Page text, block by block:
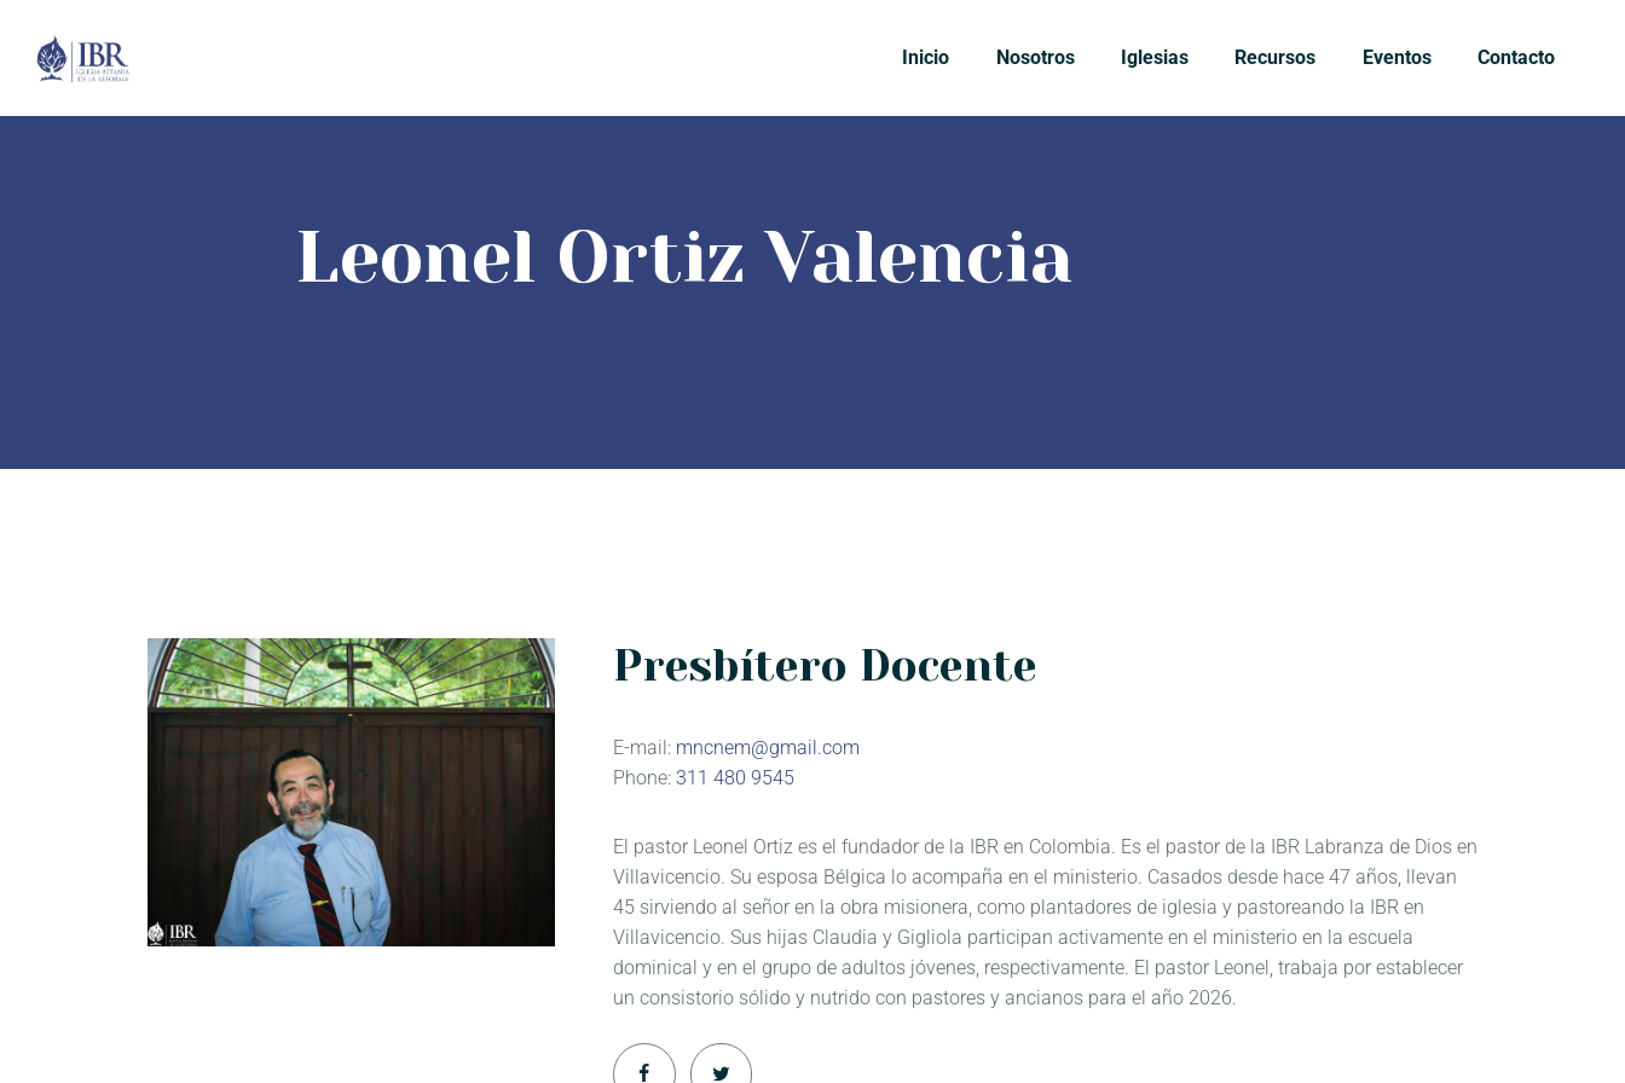
Inicio Nosotros Iglesias Recursos Eventos Contacto
Leonel Ortiz Valencia
INICIO
RECURSOS
Presbítero Docente
E-mail: mncnem@gmail.com
Phone: 311 480 9545
El pastor Leonel Ortiz es el fundador de la IBR en Colombia. Es el pastor de la IBR Labranza de Dios en
Villavicencio. Su esposa Bélgica lo acompaña en el ministerio. Casados desde hace 47 años, llevan
45 sirviendo al señor en la obra misionera, como plantadores de iglesia y pastoreando la IBR en
Villavicencio. Sus hijas Claudia y Gigliola participan activamente en el ministerio en la escuela
dominical y en el grupo de adultos jóvenes, respectivamente. El pastor Leonel, trabaja por establecer
un consistorio sólido y nutrido con pastores y ancianos para el año 2026.